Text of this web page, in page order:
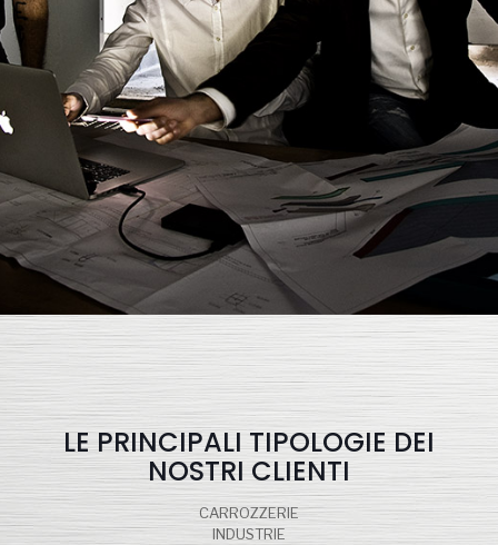
LE PRINCIPALI TIPOLOGIE DEI
NOSTRI CLIENTI
CARROZZERIE
INDUSTRIE